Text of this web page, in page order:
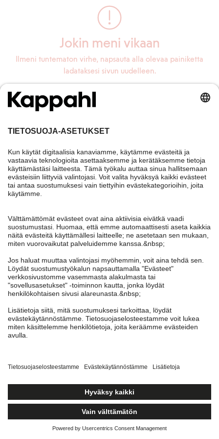
Jokin meni vikaan
Ilmeni tuntematon virhe, napsauta alla olevaa painiketta
ladataksesi sivun uudelleen.
Lataa sivu uudelleen